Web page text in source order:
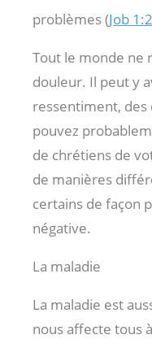
problèmes (Job
Tout le monde ne
douleur. Il peut y
ressentiment, des
pouvez
de chrétiens de
de manières
certains de façon
négative.
La maladie
La maladie est
nous affecte tous